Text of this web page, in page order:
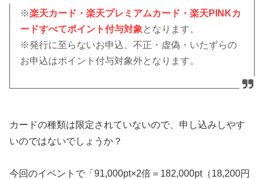
※楽天カード・楽天プレミアムカード・楽天PINKカ
ードすべてポイント付与対象 となります。
※発行に至らないお申込、不正・虚偽・いたずらの
お申込はポイント付与対象外となります。
カードの種類は限定されていないので、申し込みしやす
いのではないでしょうか？
今回のイベントで「91,000pt×2倍＝182,000pt（18,200円